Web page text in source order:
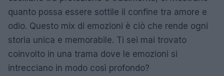
quanto possa essere sottile il confine tra amore e
odio. Questo mix di emozioni è ciò che rende ogni
storia unica e memorabile. Ti sei mai trovato
coinvolto in una trama dove le emozioni si
intrecciano in modo così profondo?